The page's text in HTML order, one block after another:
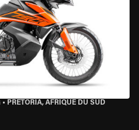
• PRETORIA, AFRIQUE DU SUD